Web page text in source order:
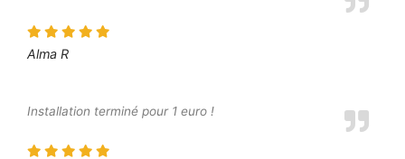
Alma R
Installation terminé pour 1 euro !